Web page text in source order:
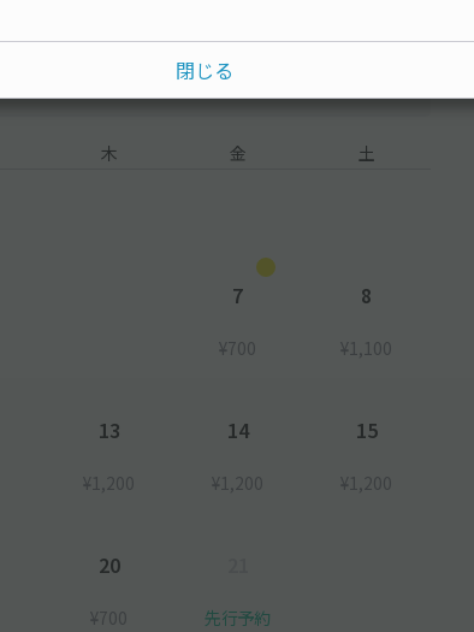
木 金 土
7
¥700
8
¥1,100
13
¥1,200
14
¥1,200
15
¥1,200
20
¥700 先行予約
閉じる